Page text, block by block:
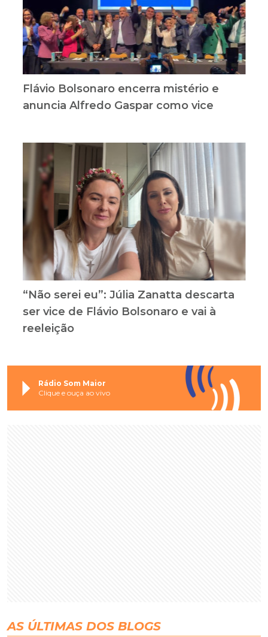
Flávio Bolsonaro encerra mistério e
anuncia Alfredo Gaspar como vice
“Não serei eu”: Júlia Zanatta descarta
ser vice de Flávio Bolsonaro e vai à
reeleição
Rádio Som Maior
Clique e ouça ao vivo
AS ÚLTIMAS DOS BLOGS